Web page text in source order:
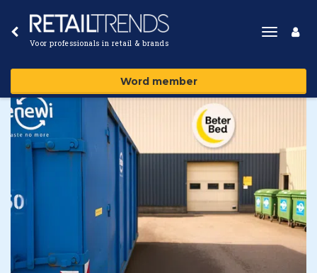
Voor professionals in retail & brands
Toggle
Word member